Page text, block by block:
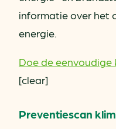
informatie over het
energie.
Doe de eenvoudige
[clear]
Preventiescan